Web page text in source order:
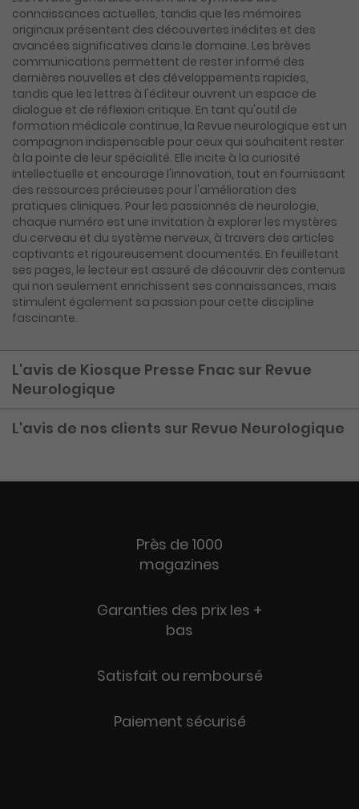
connaissances actuelles, tandis que les mémoires
originaux présentent des découvertes inédites et des
avancées significatives dans le domaine. Les brèves
communications permettent de rester informé des
dernières nouvelles et des développements rapides,
tandis que les lettres à l'éditeur ouvrent un espace de
dialogue et de réflexion critique. En tant qu'outil de
formation médicale continue, la Revue neurologique est un
compagnon indispensable pour ceux qui souhaitent rester
à la pointe de leur spécialité. Elle incite à la curiosité
intellectuelle et encourage l'innovation, tout en fournissant
des ressources précieuses pour l'amélioration des
pratiques cliniques. Pour les passionnés de neurologie,
chaque numéro est une invitation à explorer les mystères
du cerveau et du système nerveux, à travers des articles
captivants et rigoureusement documentés. En feuilletant
ses pages, le lecteur est assuré de découvrir des contenus
qui non seulement enrichissent ses connaissances, mais
stimulent également sa passion pour cette discipline
fascinante.
L'avis de Kiosque Presse Fnac sur Revue
Neurologique
L'avis de nos clients sur Revue Neurologique
Près de 1000
magazines
Garanties des prix les +
bas
Satisfait ou remboursé
Paiement sécurisé